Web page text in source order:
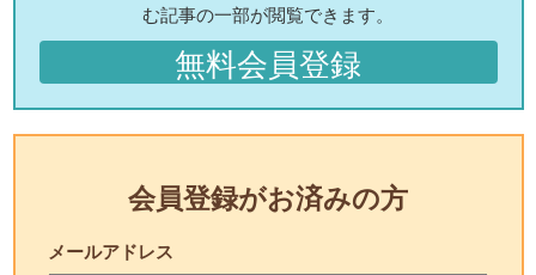
む記事の一部が閲覧できます。
無料会員登録
会員登録がお済みの方
メールアドレス